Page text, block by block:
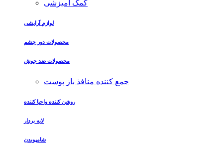
کمک آمیزشی
لوازم آرایشی
محصولات دور چشم
محصولات ضد جوش
جمع کننده منافذ باز پوست
روشن کننده واحیا کننده
لایه بردار
شامپوبدن